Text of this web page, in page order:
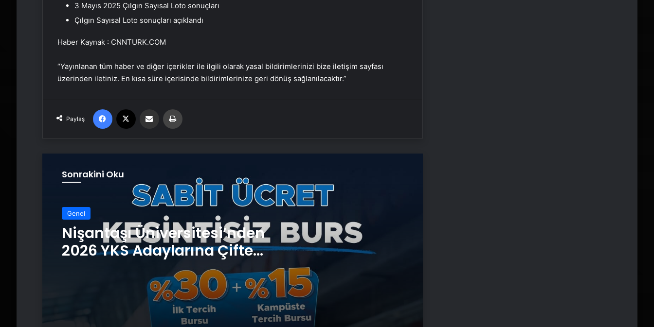
3 Mayıs 2025 Çılgın Sayısal Loto sonuçları
Çılgın Sayısal Loto sonuçları açıklandı
Haber Kaynak : CNNTURK.COM
“Yayınlanan tüm haber ve diğer içerikler ile ilgili olarak yasal bildirimlerinizi bize iletişim sayfası
üzerinden iletiniz. En kısa süre içerisinde bildirimlerinize geri dönüş sağlanılacaktır.”
Paylaş
Facebook Email'den paylaş
Sonrakini Oku
Genel
Nişantaşı Üniversitesi’nden
2026 YKS Adaylarına Çifte
Güvence: Sabit Ücret ve
Kesintisiz Burs
Adaylarına Çifte Güvence: Sabit
Ücret ve Kesintisiz Burs
Doğru Ekipman ve Ürün Seçimi
Petmona : Kedi Maması ve Köpek
Maması İle Tüm Evcil Hayvan
Ürünleri
Ankara rent a car
Kolay Yönetin
Sevinçler Sağlık: Trusted Hygiene
Product Manufacturer in Turkey